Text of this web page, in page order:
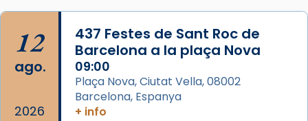
Foto
View on Facebook · Share
Arquebisbat de Barcelona
2 weeks ago
Memòria de les santes Juliana i
12
ago.
2026
437 Festes de Sant Roc de
Barcelona a la plaça Nova
09:00
Plaça Nova, Ciutat Vella, 08002
Barcelona, Espanya
+ info